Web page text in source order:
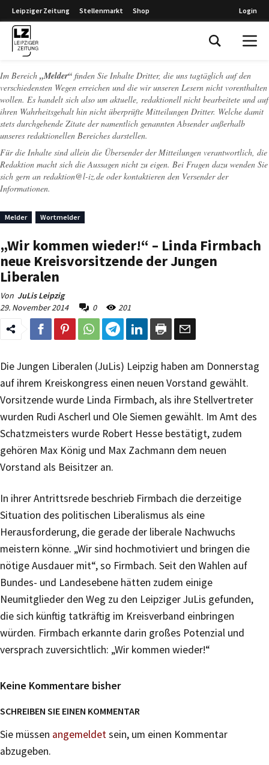
Leipziger Zeitung Stellenmarkt Shop Login
Im Bereich „Melder“ finden Sie Inhalte Dritter, die uns tagtäglich auf den
verschiedensten Wegen erreichen und die wir unseren Lesern nicht vorenthalten
wollen. Es handelt sich also um aktuelle, redaktionell nicht bearbeitete und auf
ihren Wahrheitsgehalt hin nicht überprüfte Mitteilungen Dritter. Welche damit
stets durchgehende Zitate der namentlich genannten Absender außerhalb
unseres redaktionellen Bereiches darstellen.
Für die Inhalte sind allein die Übersender der Mitteilungen verantwortlich, die
Redaktion macht sich die Aussagen nicht zu eigen. Bei Fragen dazu wenden Sie
sich gern an redaktion@l-iz.de oder kontaktieren den Versender der
Informationen.
Melder Wortmelder
„Wir kommen wieder!“ – Linda Firmbach
neue Kreisvorsitzende der Jungen
Liberalen
Von JuLis Leipzig
29. November 2014
0 201
Die Jungen Liberalen (JuLis) Leipzig haben am Donnerstag
auf ihrem Kreiskongress einen neuen Vorstand gewählt.
Vorsitzende wurde Linda Firmbach, als ihre Stellvertreter
wurden Rudi Ascherl und Ole Siemen gewählt. Im Amt des
Schatzmeisters wurde Robert Hesse bestätigt, zudem
gehören Max König und Max Zachmann dem neuen
Vorstand als Beisitzer an.
In ihrer Antrittsrede beschrieb Firmbach die derzeitige
Situation des politischen Liberalismus als eine
Herausforderung, die gerade der liberale Nachwuchs
meistern könne. „Wir sind hochmotiviert und bringen die
nötige Ausdauer mit“, so Firmbach. Seit den Wahlen auf
Bundes- und Landesebene hätten zudem einige
Neumitglieder den Weg zu den Leipziger JuLis gefunden,
die sich künftig tatkräftig im Kreisverband einbringen
würden. Firmbach erkannte darin großes Potenzial und
versprach zuversichtlich: „Wir kommen wieder!“
Keine Kommentare bisher
SCHREIBEN SIE EINEN KOMMENTAR
Sie müssen angemeldetsein, um einen Kommentar
abzugeben.